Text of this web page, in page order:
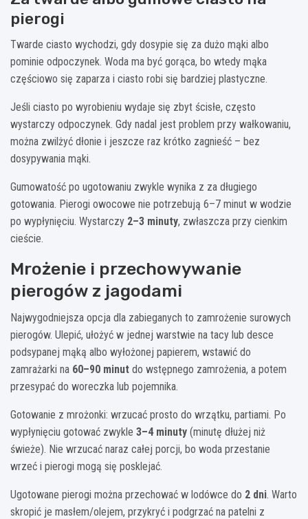
pierogi
Twarde ciasto wychodzi, gdy dosypie się za dużo mąki albo
pominie odpoczynek. Woda ma być gorąca, bo wtedy mąka
częściowo się zaparza i ciasto robi się bardziej plastyczne.
Jeśli ciasto po wyrobieniu wydaje się zbyt ścisłe, często
wystarczy odpoczynek. Gdy nadal jest problem przy wałkowaniu,
można zwilżyć dłonie i jeszcze raz krótko zagnieść – bez
dosypywania mąki.
Gumowatość po ugotowaniu zwykle wynika z za długiego
gotowania. Pierogi owocowe nie potrzebują 6–7 minut w wodzie
po wypłynięciu. Wystarczy 2–3 minuty, zwłaszcza przy cienkim
cieście.
Mrożenie i przechowywanie
pierogów z jagodami
Najwygodniejsza opcja dla zabieganych to zamrożenie surowych
pierogów. Ulepić, ułożyć w jednej warstwie na tacy lub desce
podsypanej mąką albo wyłożonej papierem, wstawić do
zamrażarki na 60–90 minut do wstępnego zamrożenia, a potem
przesypać do woreczka lub pojemnika.
Gotowanie z mrożonki: wrzucać prosto do wrzątku, partiami. Po
wypłynięciu gotować zwykle 3–4 minuty (minutę dłużej niż
świeże). Nie wrzucać naraz całej porcji, bo woda przestanie
wrzeć i pierogi mogą się posklejać.
Ugotowane pierogi można przechować w lodówce do 2 dni. Warto
skropić je masłem/olejem, przykryć i podgrzać na patelni z